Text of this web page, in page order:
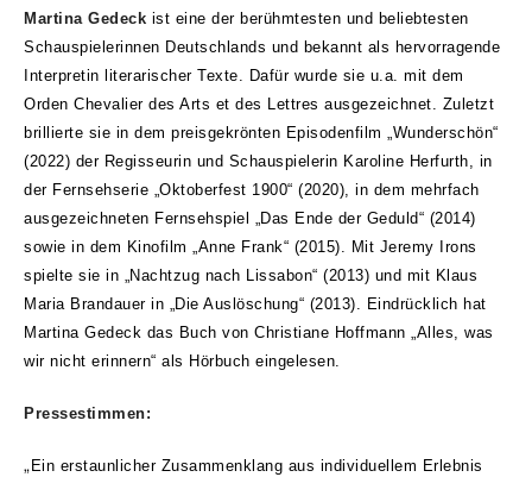
Martina Gedeck ist eine der berühmtesten und beliebtesten
Schauspielerinnen Deutschlands und bekannt als hervorragende
Interpretin literarischer Texte. Dafür wurde sie u.a. mit dem
Orden Chevalier des Arts et des Lettres ausgezeichnet. Zuletzt
brillierte sie in dem preisgekrönten Episodenfilm „Wunderschön“
(2022) der Regisseurin und Schauspielerin Karoline Herfurth, in
der Fernsehserie „Oktoberfest 1900“ (2020), in dem mehrfach
ausgezeichneten Fernsehspiel „Das Ende der Geduld“ (2014)
sowie in dem Kinofilm „Anne Frank“ (2015). Mit Jeremy Irons
spielte sie in „Nachtzug nach Lissabon“ (2013) und mit Klaus
Maria Brandauer in „Die Auslöschung“ (2013). Eindrücklich hat
Martina Gedeck das Buch von Christiane Hoffmann „Alles, was
wir nicht erinnern“ als Hörbuch eingelesen.
Pressestimmen:
„ Ein erstaunlicher Zusammenklang aus individuellem Erlebnis